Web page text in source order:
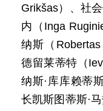
Grikšas）、社
内（Inga
纳斯（
德留莱蒂特（
纳斯·库库赖蒂
长凯斯图蒂斯·